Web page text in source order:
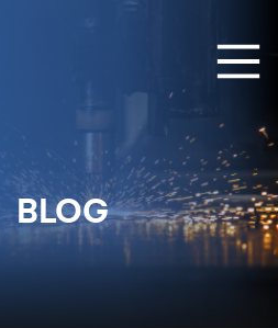
BLOG